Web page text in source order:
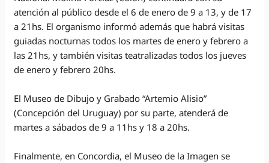
atención al público desde el 6 de enero de 9 a 13, y de 17
a 21hs. El organismo informó además que habrá visitas
guiadas nocturnas todos los martes de enero y febrero a
las 21hs, y también visitas teatralizadas todos los jueves
de enero y febrero 20hs.
El Museo de Dibujo y Grabado “Artemio Alisio”
(Concepción del Uruguay) por su parte, atenderá de
martes a sábados de 9 a 11hs y 18 a 20hs.
Finalmente, en Concordia, el Museo de la Imagen se